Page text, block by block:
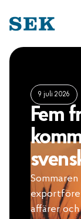
HOPPA
INNEHÅLL
9 juli 2026
Fem
affärer